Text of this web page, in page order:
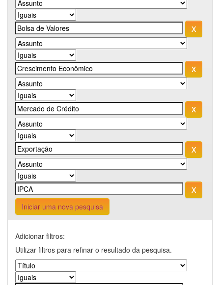
Iniciar uma nova pesquisa
Adicionar filtros:
Utilizar filtros para refinar o resultado da pesquisa.